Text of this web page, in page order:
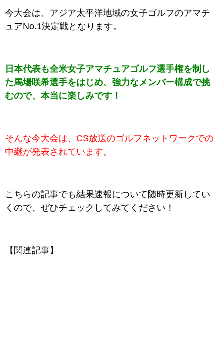
今大会は、アジア太平洋地域の女子ゴルフのアマチ
ュアNo.1決定戦となります。
日本代表も全米女子アマチュアゴルフ選手権を制し
た馬場咲希選手をはじめ、強力なメンバー構成で挑
むので、本当に楽しみです！
そんな今大会は、CS放送のゴルフネットワークでの
中継が発表されています。
こちらの記事でも結果速報について随時更新してい
くので、ぜひチェックしてみてください！
【関連記事】